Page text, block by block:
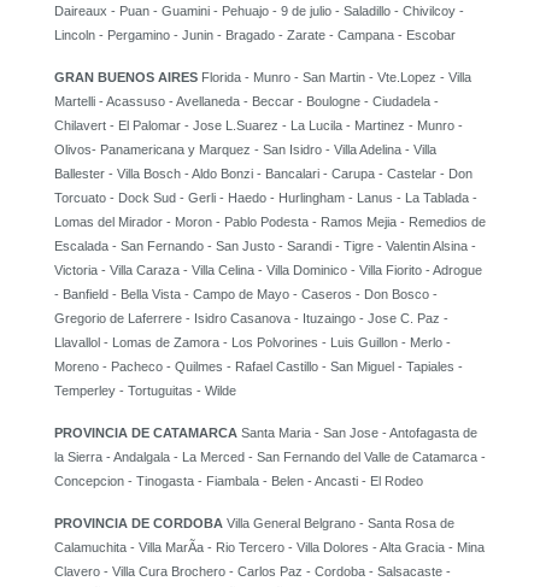
Daireaux - Puan - Guamini - Pehuajo - 9 de julio - Saladillo - Chivilcoy -
Lincoln - Pergamino - Junin - Bragado - Zarate - Campana - Escobar
GRAN BUENOS AIRES Florida - Munro - San Martin - Vte.Lopez - Villa
Martelli - Acassuso - Avellaneda - Beccar - Boulogne - Ciudadela -
Chilavert - El Palomar - Jose L.Suarez - La Lucila - Martinez - Munro -
Olivos- Panamericana y Marquez - San Isidro - Villa Adelina - Villa
Ballester - Villa Bosch - Aldo Bonzi - Bancalari - Carupa - Castelar - Don
Torcuato - Dock Sud - Gerli - Haedo - Hurlingham - Lanus - La Tablada -
Lomas del Mirador - Moron - Pablo Podesta - Ramos Mejia - Remedios de
Escalada - San Fernando - San Justo - Sarandi - Tigre - Valentin Alsina -
Victoria - Villa Caraza - Villa Celina - Villa Dominico - Villa Fiorito - Adrogue
- Banfield - Bella Vista - Campo de Mayo - Caseros - Don Bosco -
Gregorio de Laferrere - Isidro Casanova - Ituzaingo - Jose C. Paz -
Llavallol - Lomas de Zamora - Los Polvorines - Luis Guillon - Merlo -
Moreno - Pacheco - Quilmes - Rafael Castillo - San Miguel - Tapiales -
Temperley - Tortuguitas - Wilde
PROVINCIA DE CATAMARCA Santa Maria - San Jose - Antofagasta de
la Sierra - Andalgala - La Merced - San Fernando del Valle de Catamarca -
Concepcion - Tinogasta - Fiambala - Belen - Ancasti - El Rodeo
PROVINCIA DE CORDOBA Villa General Belgrano - Santa Rosa de
Calamuchita - Villa MarÃ­a - Rio Tercero - Villa Dolores - Alta Gracia - Mina
Clavero - Villa Cura Brochero - Carlos Paz - Cordoba - Salsacaste -